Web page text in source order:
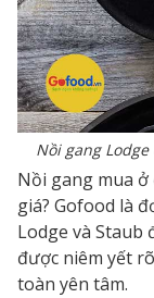
Nồi gang
Nồi gang mua
giá? Gofood là
Lodge và Staub
được niêm yết
toàn yên tâm.